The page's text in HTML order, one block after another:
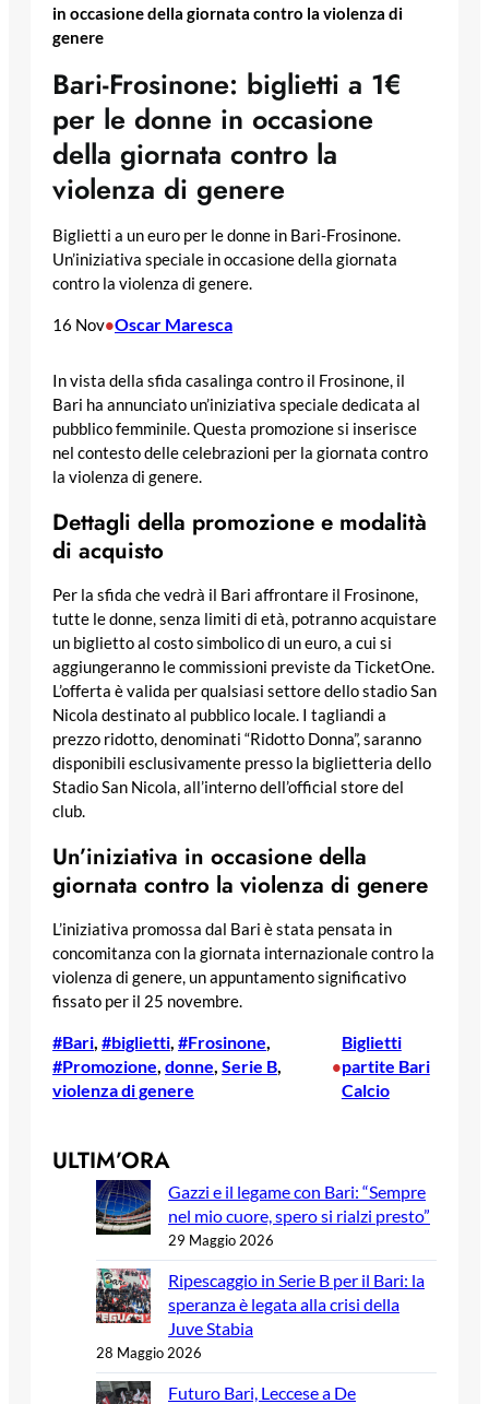
in occasione della giornata contro la violenza di
genere
Bari-Frosinone: biglietti a 1€
per le donne in occasione
della giornata contro la
violenza di genere
Biglietti a un euro per le donne in Bari-Frosinone.
Un’iniziativa speciale in occasione della giornata
contro la violenza di genere.
16 Nov•Oscar Maresca
In vista della sfida casalinga contro il Frosinone, il
Bari ha annunciato un’iniziativa speciale dedicata al
pubblico femminile. Questa promozione si inserisce
nel contesto delle celebrazioni per la giornata contro
la violenza di genere.
Dettagli della promozione e modalità
di acquisto
Per la sfida che vedrà il Bari affrontare il Frosinone,
tutte le donne, senza limiti di età, potranno acquistare
un biglietto al costo simbolico di un euro, a cui si
aggiungeranno le commissioni previste da TicketOne.
L’offerta è valida per qualsiasi settore dello stadio San
Nicola destinato al pubblico locale. I tagliandi a
prezzo ridotto, denominati “Ridotto Donna”, saranno
disponibili esclusivamente presso la biglietteria dello
Stadio San Nicola, all’interno dell’official store del
club.
Un’iniziativa in occasione della
giornata contro la violenza di genere
L’iniziativa promossa dal Bari è stata pensata in
concomitanza con la giornata internazionale contro la
violenza di genere, un appuntamento significativo
fissato per il 25 novembre.
#Bari #biglietti #Frosinone
#Promozione donne Serie B
violenza di genere
•
Biglietti
partite Bari
Calcio
ULTIM’ORA
Gazzi e il legame con Bari: “Sempre
nel mio cuore, spero si rialzi presto”
29 Maggio 2026
Ripescaggio in Serie B per il Bari: la
speranza è legata alla crisi della
Juve Stabia
28 Maggio 2026
Futuro Bari, Leccese a De